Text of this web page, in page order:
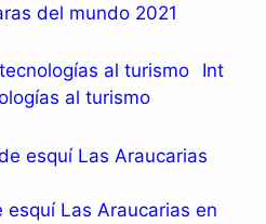
del mundo 2021
Int
al turismo
esquí Las Araucarias en